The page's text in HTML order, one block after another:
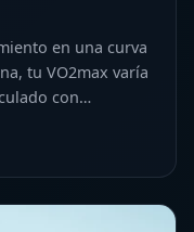
en una curva
tu VO2max varía
con